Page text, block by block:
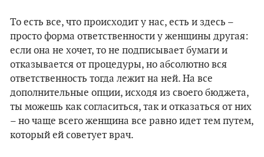
То есть все, что происходит у нас, есть и здесь –
просто форма ответственности у женщины другая:
если она не хочет, то не подписывает бумаги и
отказывается от процедуры, но абсолютно вся
ответственность тогда лежит на ней. На все
дополнительные опции, исходя из своего бюджета,
ты можешь как согласиться, так и отказаться от них
– но чаще всего женщина все равно идет тем путем,
который ей советует врач.